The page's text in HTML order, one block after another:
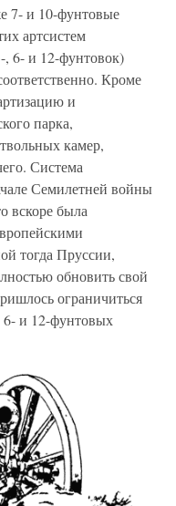
7- и 10-фунтовые
артсистем
, 6- и 12-фунтовок)
Кроме
и
парка,
камер,
Система
Семилетней войны
вскоре была
тогда Пруссии,
обновить свой
ограничиться
6- и 12-фунтовых